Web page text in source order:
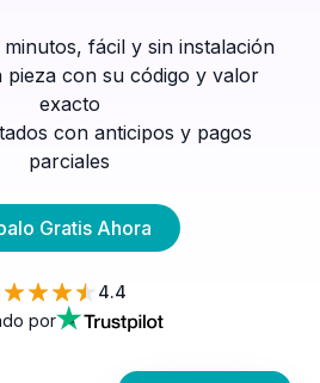
fácil y sin instalación
pieza con su código y valor
exacto
con anticipos y pagos
parciales
Gratis Ahora
4.4
por